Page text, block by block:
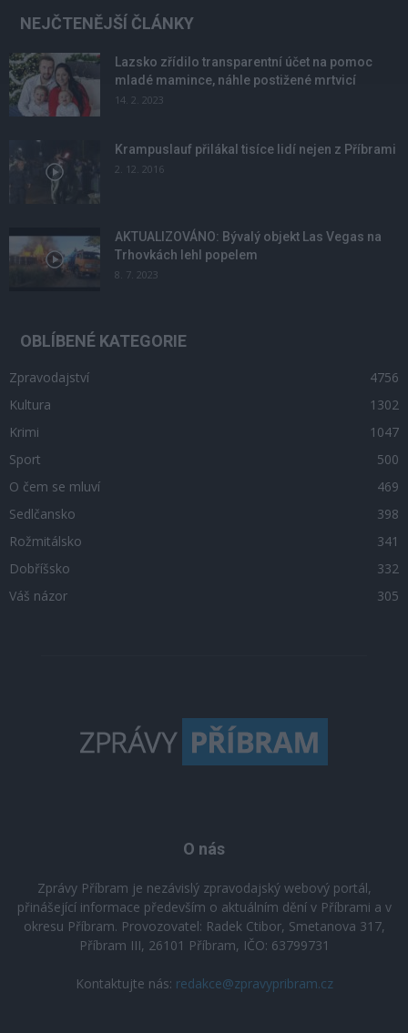
NEJČTENĚJŠÍ ČLÁNKY
Lazsko zřídilo transparentní účet na pomoc
mladé mamince, náhle postižené mrtvicí
14. 2. 2023
Krampuslauf přilákal tisíce lidí nejen z Příbrami
2. 12. 2016
AKTUALIZOVÁNO: Bývalý objekt Las Vegas na
Trhovkách lehl popelem
8. 7. 2023
OBLÍBENÉ KATEGORIE
Zpravodajství
4756
Kultura
1302
Krimi
1047
Sport
500
O čem se mluví
469
Sedlčansko
398
Rožmitálsko
341
Dobříšsko
332
Váš názor
305
O nás
Zprávy Příbram je nezávislý zpravodajský webový portál,
přinášející informace především o aktuálním dění v Příbrami a v
okresu Příbram. Provozovatel: Radek Ctibor, Smetanova 317,
Příbram III, 26101 Příbram, IČO: 63799731
Kontaktujte nás: redakce@zpravypribram.cz